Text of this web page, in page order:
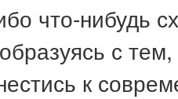
что-нибудь
с
к